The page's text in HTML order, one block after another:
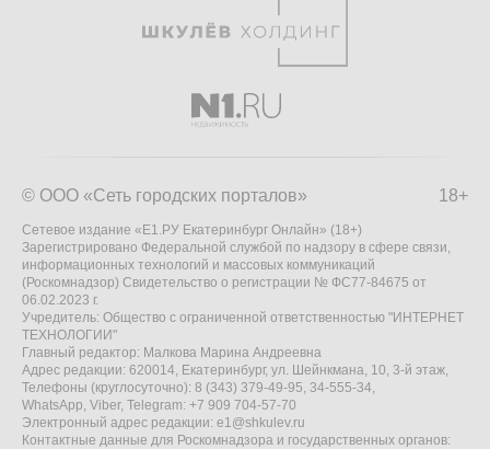
18+
© ООО «Сеть городских порталов»
Сетевое издание «Е1.РУ Екатеринбург Онлайн» (18+)
Зарегистрировано Федеральной службой по надзору в сфере связи,
информационных технологий и массовых коммуникаций
(Роскомнадзор) Свидетельство о регистрации № ФС77-84675 от
06.02.2023 г.
Учредитель: Общество с ограниченной ответственностью "ИНТЕРНЕТ
ТЕХНОЛОГИИ"
Главный редактор: Малкова Марина Андреевна
Адрес редакции: 620014, Екатеринбург, ул. Шейнкмана, 10, 3-й этаж,
Телефоны (круглосуточно): 8 (343) 379-49-95, 34-555-34,
WhatsApp, Viber, Telegram: +7 909 704-57-70
Электронный адрес редакции: e1@shkulev.ru
Контактные данные для Роскомнадзора и государственных органов: